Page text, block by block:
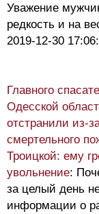
Уважение
редкость и на
2019-12-30
Главного
Одесской
отстранили из-
смертельного
Троицкой: ему
увольнение:
за целый день
информации о